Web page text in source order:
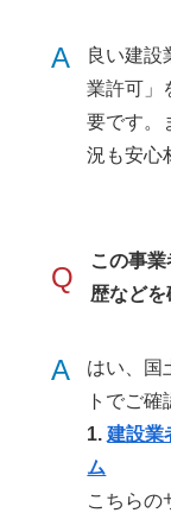
A
良い建設
業許可」
要です。
況も安心
Q
この事
歴など
A
はい、国
トでご確
1.建設業
ム
こちらの